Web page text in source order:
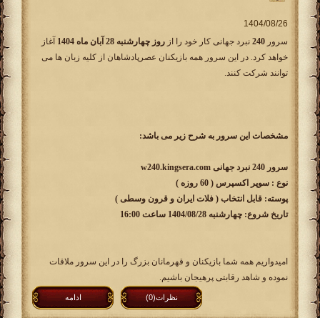
سرور 240 نبرد جهانی کار خود را از روز چهارشنبه 28 آبان ماه 1404
آغاز
خواهد کرد. در این سرور همه بازیکنان عصرپادشاهان از کلیه زبان ها می
توانند شرکت کنند.
مشخصات این سرور به شرح زیر می باشد:
سرور 240 نبرد جهانی w240.kingsera.com
نوع : سوپر اکسپرس ( 60 روزه )
پوسته: قابل انتخاب ( فلات ایران و قرون وسطی )
تاریخ شروع: چهارشنبه 1404/08/28 ساعت 16:00
امیدواریم همه شما بازیکنان و قهرمانان بزرگ را در این سرور ملاقات
نموده و شاهد رقابتی پرهیجان باشیم.
ادامه نظرات(0)